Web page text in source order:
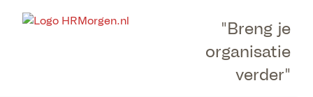
"Breng je
organisatie
verder"